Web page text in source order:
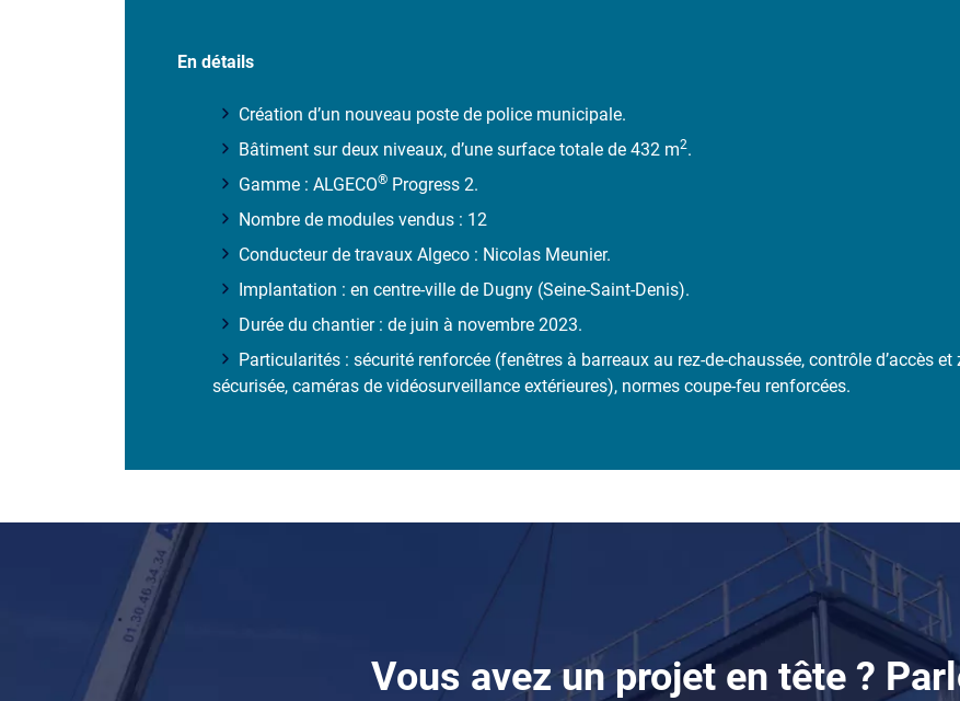
En détails
Création d’un nouveau poste de police municipale.
Bâtiment sur deux niveaux, d’une surface totale de 432 m2.
Gamme : ALGECO® Progress 2.
Nombre de modules vendus : 12
Conducteur de travaux Algeco : Nicolas Meunier.
Implantation : en centre-ville de Dugny (Seine-Saint-Denis).
Durée du chantier : de juin à novembre 2023.
Particularités : sécurité renforcée (fenêtres à barreaux au rez-de-chaussée, contrôle d’accès
sécurisée, caméras de vidéosurveillance extérieures), normes coupe-feu renforcées.
Vous avez un projet en tête ?